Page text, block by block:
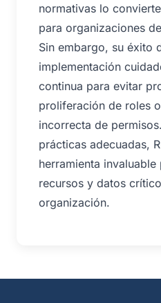
normativas lo
para organizaciones
Sin embargo, su éxito
implementación
continua para evitar
proliferación de roles
incorrecta de
prácticas adecuadas,
herramienta
recursos y datos
organización.